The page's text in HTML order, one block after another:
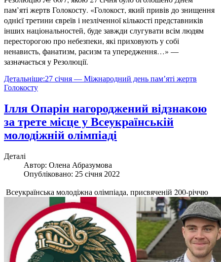
пам’яті жертв Голокосту. «Голокост, який привів до знищення
однієї третини євреїв і незліченної кількості представників
інших національностей, буде завжди слугувати всім людям
пересторогою про небезпеки, які приховують у собі
ненависть, фанатизм, расизм та упередження…» —
зазначається у Резолюції.
Детальніше:27 січня — Міжнародний день пам’яті жертв
Голокосту
Ілля Опарін нагороджений відзнакою
за трете місце у Всеукраїнській
молодіжній олімпіаді
Деталі
Автор: Олена Абразумова
Опубліковано: 25 січня 2022
Всеукраїнська молодіжна олімпіада, присвяченій 200-річчю